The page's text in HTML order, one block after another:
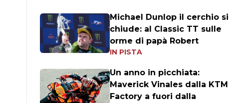
Michael Dunlop il cerchio si
chiude: al Classic TT sulle
orme di papà Robert
IN PISTA
Un anno in picchiata:
Maverick Vinales dalla KTM
Factory a fuori dalla